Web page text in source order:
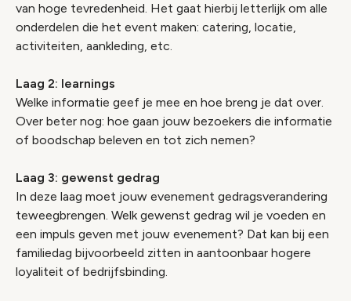
van hoge tevredenheid. Het gaat hierbij letterlijk om alle
onderdelen die het event maken: catering, locatie,
activiteiten, aankleding, etc.
Laag 2: learnings
Welke informatie geef je mee en hoe breng je dat over.
Over beter nog: hoe gaan jouw bezoekers die informatie
of boodschap beleven en tot zich nemen?
Laag 3: gewenst gedrag
In deze laag moet jouw evenement gedragsverandering
teweegbrengen. Welk gewenst gedrag wil je voeden en
een impuls geven met jouw evenement? Dat kan bij een
familiedag bijvoorbeeld zitten in aantoonbaar hogere
loyaliteit of bedrijfsbinding.